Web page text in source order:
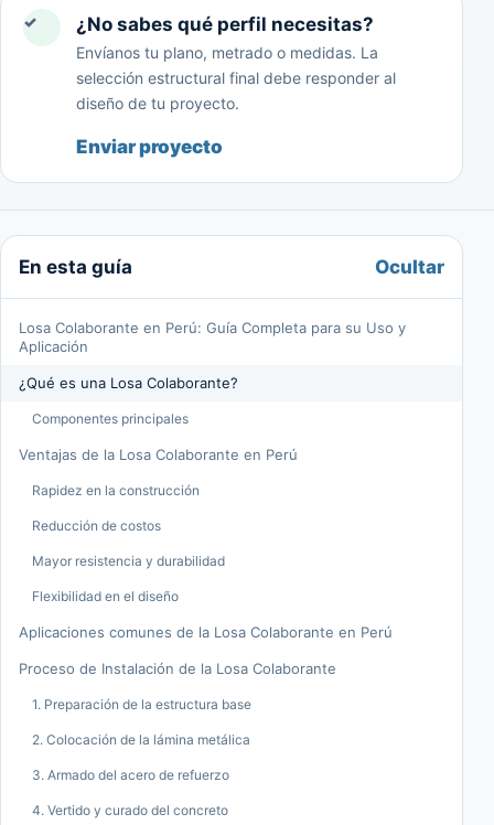
✓ ¿No sabes qué perfil necesitas?
Envíanos tu plano, metrado o medidas. La
selección estructural final debe responder al
diseño de tu proyecto.
Enviar proyecto
En esta guía Ocultar
Losa Colaborante en Perú: Guía Completa para su Uso y
Aplicación
¿Qué es una Losa Colaborante?
Componentes principales
Ventajas de la Losa Colaborante en Perú
Rapidez en la construcción
Reducción de costos
Mayor resistencia y durabilidad
Flexibilidad en el diseño
Aplicaciones comunes de la Losa Colaborante en Perú
Proceso de Instalación de la Losa Colaborante
1. Preparación de la estructura base
2. Colocación de la lámina metálica
3. Armado del acero de refuerzo
4. Vertido y curado del concreto